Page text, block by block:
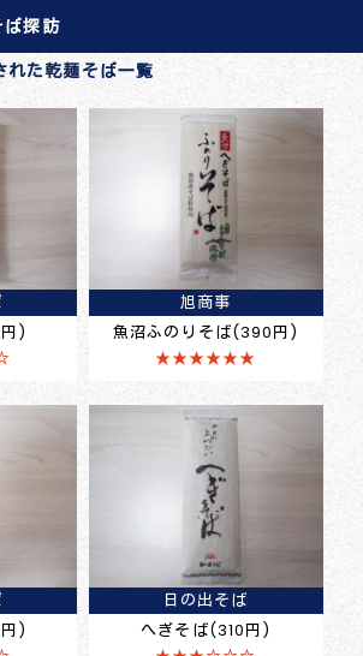
ば探訪
れた乾麺そば一覧
)
旭商事
魚沼ふのりそば(390円)
★★★★★★
)
日の出そば
へぎそば(310円)